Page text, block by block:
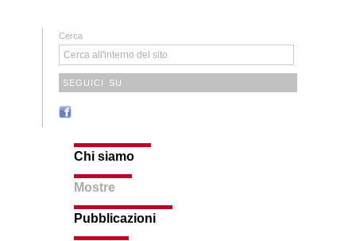
Cerca
SEGUICI SU
Chi siamo
Mostre
Pubblicazioni